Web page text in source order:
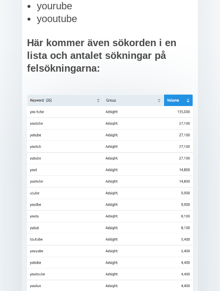
yourube
yooutube
Här kommer även sökorden i en
lista och antalet sökningar på
felsökningarna: